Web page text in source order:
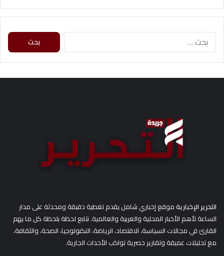
البحث
عن:
التحرير الإخباريةموقع إخباري شامل يقدم تغطية دقيقة ومحدثة على مدار
الساعة لأهم الأخبار المحلية والعربية والعالمية. نتابع لحظة بلحظة كل ما يهم
القارئ في مجالات السياسة، الاقتصاد، الرياضة، التكنولوجيا، الصحة، والثقافة،
مع تحليلات عميقة وتقارير حصرية تواكب الأحداث الجارية.